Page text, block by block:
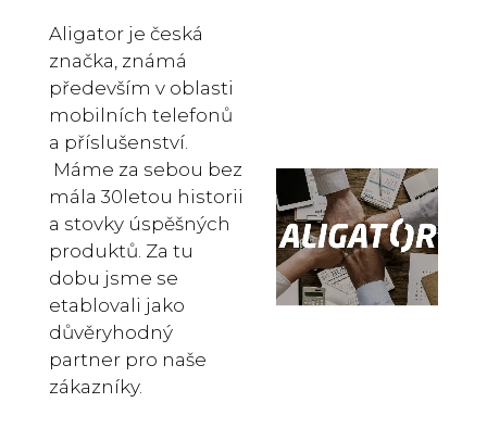
Aligator je česká
značka, známá
především v oblasti
mobilních telefonů
a příslušenství.
Máme za sebou bez
mála 30letou historii
a stovky úspěšných
produktů. Za tu
dobu jsme se
etablovali jako
důvěryhodný
partner pro naše
zákazníky.